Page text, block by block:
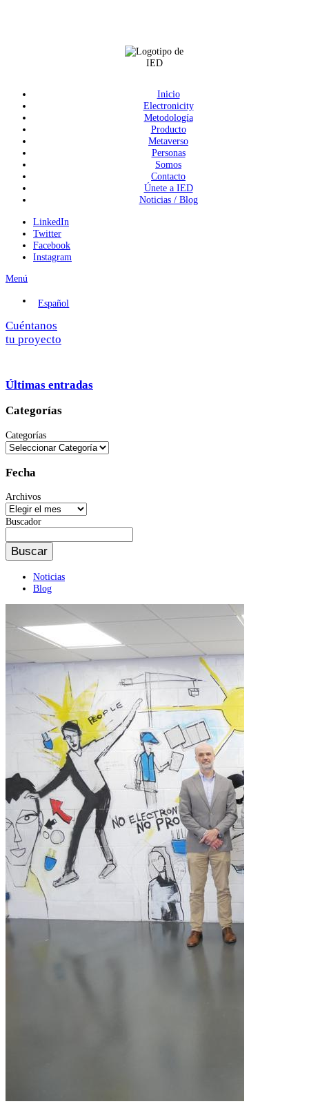
Inicio
Electronicity
Metodología
Producto
Metaverso
Personas
Somos
Contacto
Únete a IED
Noticias / Blog
LinkedIn
Twitter
Facebook
Instagram
Menú
Español
Cuéntanos
tu proyecto
Últimas entradas
Categorías
Categorías
Fecha
Archivos
Buscador
Noticias
Blog